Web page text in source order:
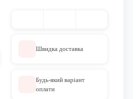
Швидка доставка
Будь-який варіант
оплати